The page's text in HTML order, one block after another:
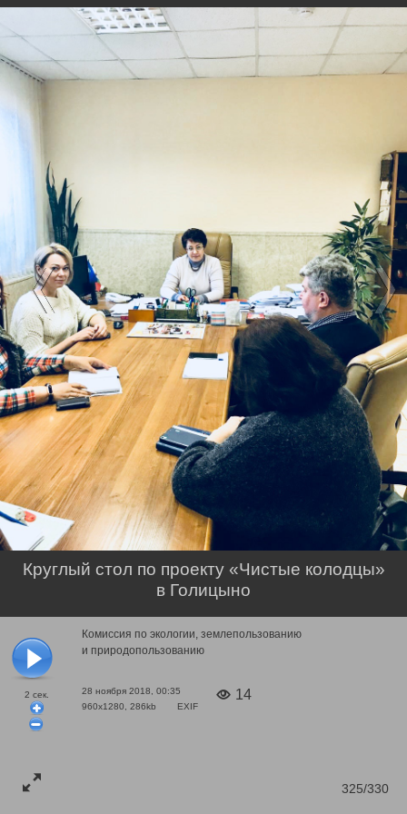
2 сек.
Комиссия по экологии, землепользованию
и природопользованию
28 ноября 2018, 00:35
960x1280, 286kb
EXIF
14
325/330
Круглый стол по проекту «Чистые колодцы»
в Голицыно